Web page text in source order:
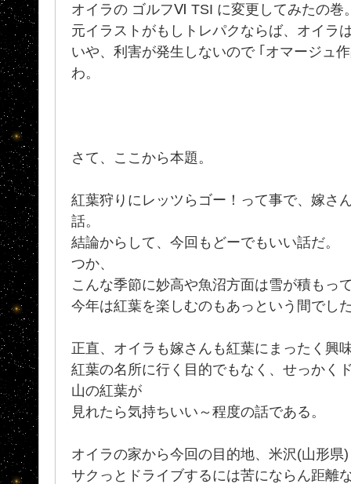
オイラの ゴルフⅥ TSI に変更してみたの巻
元イラストがもしトレパクならば、オイラ
いや、利害が発生しないので ｢オマージュ
わ。
さて、ここから本題。
紅葉狩りにレッツらゴー！って事で、嫁さ
話。
結論からして、今回もどーでもいい話だ。
つか、
こんな季節に妙高や魚沼方面は雪が積もっ
今年は紅葉を楽しむのもあっという間でし
正直、オイラも嫁さんも紅葉にまったく興
紅葉の名所に行く目的でもなく、せっかく
山の紅葉が
見れたら気持ちいい～程度の話である。
オイラの家から今回の目的地、米沢(山形県
サクっとドライブするには苦にならん距離